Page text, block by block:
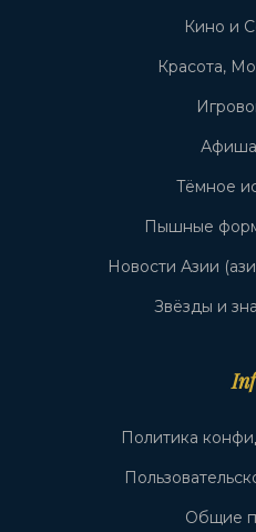
Кино и
Красота,
Тёмное
Пышные
Новости Азии
Звёзды и
Политика
Общие